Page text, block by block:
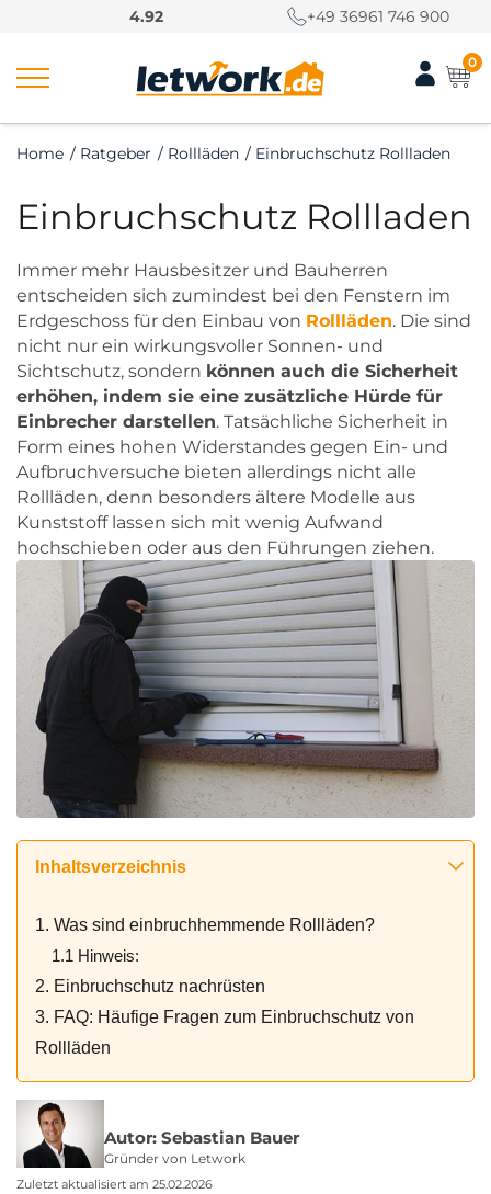
4.92 +49 36961 746 900
0
Home / Ratgeber / Rollläden / Einbruchschutz Rollladen
Einbruchschutz Rollladen
Immer mehr Hausbesitzer und Bauherren
entscheiden sich zumindest bei den Fenstern im
Erdgeschoss für den Einbau von Rollläden. Die sind
nicht nur ein wirkungsvoller Sonnen- und
Sichtschutz, sondern können auch die Sicherheit
erhöhen, indem sie eine zusätzliche Hürde für
Einbrecher darstellen. Tatsächliche Sicherheit in
Form eines hohen Widerstandes gegen Ein- und
Aufbruchversuche bieten allerdings nicht alle
Rollläden, denn besonders ältere Modelle aus
Kunststoff lassen sich mit wenig Aufwand
hochschieben oder aus den Führungen ziehen.
Inhaltsverzeichnis
1. Was sind einbruchhemmende Rollläden?
1.1 Hinweis:
2. Einbruchschutz nachrüsten
3. FAQ: Häufige Fragen zum Einbruchschutz von
Rollläden
Autor: Sebastian Bauer
Gründer von Letwork
Zuletzt aktualisiert am 25.02.2026